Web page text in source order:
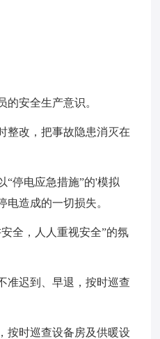
安全生产意识。
改，把事故隐患消灭在
停电应急措施”的'模拟
造成的一切损失。
全，人人重视安全”的氛
迟到、早退，按时巡查
时巡查设备房及供暖设